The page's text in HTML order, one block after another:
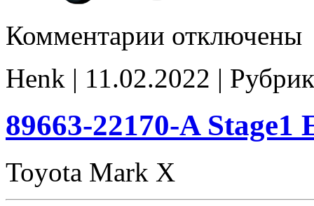
Комментарии записи
A
E2
отключены
Henk | 11.02.2022 |
89663-22170-A Stage1
Toyota Mark X